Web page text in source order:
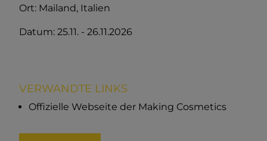
Ort: Mailand, Italien
Datum: 25.11. - 26.11.2026
VERWANDTE LINKS
Offizielle Webseite der Making Cosmetics